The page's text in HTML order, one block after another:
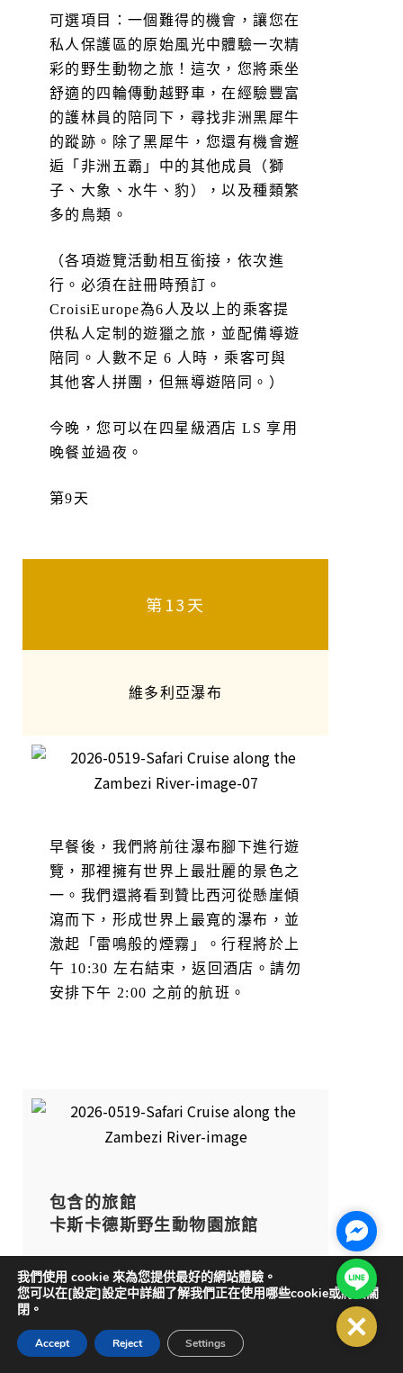
可選項目：一個難得的機會，讓您在
私人保護區的原始風光中體驗一次精
彩的野生動物之旅！這次，您將乘坐
舒適的四輪傳動越野車，在經驗豐富
的護林員的陪同下，尋找非洲黑犀牛
的蹤跡。除了黑犀牛，您還有機會邂
逅「非洲五霸」中的其他成員（獅
子、大象、水牛、豹），以及種類繁
多的鳥類。
（各項遊覽活動相互銜接，依次進
行。必須在註冊時預訂。
CroisiEurope為6人及以上的乘客提
供私人定制的遊獵之旅，並配備導遊
陪同。人數不足 6 人時，乘客可與
其他客人拼團，但無導遊陪同。）
今晚，您可以在四星級酒店 LS 享用
晚餐並過夜。
第9天
第13天
維多利亞瀑布
早餐後，我們將前往瀑布腳下進行遊
覽，那裡擁有世界上最壯麗的景色之
一。我們還將看到贊比西河從懸崖傾
瀉而下，形成世界上最寬的瀑布，並
激起「雷鳴般的煙霧」。行程將於上
午 10:30 左右結束，返回酒店。請勿
安排下午 2:00 之前的航班。
包含的旅館
卡斯卡德斯野生動物園旅館
這間頂級度假小屋坐落於自然懷抱之
中，經過全面重新設計，採用高檔建
圍。小屋位於贊比西河環繞的私人島
我們使用 cookie 來為您提供最好的網站體驗。
您可以在[設定]設定中詳細了解我們正在使用哪些cookie或將其關
閉。
Accept Reject Settings
Line@
Close